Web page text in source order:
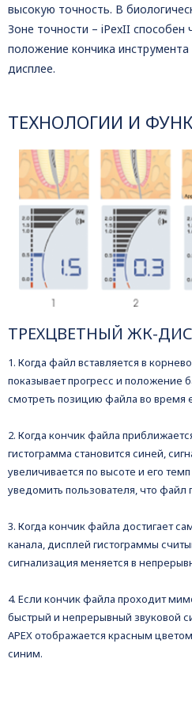
высокую точность. В
Зоне точности – iPexII способен
положение кончика
дисплее.
ТЕХНОЛОГИИ И
ТРЕХЦВЕТНЫЙ ЖК-
1. Когда файл вставляется в
показывает прогресс и положение
смотреть позицию файла во время
2. Когда кончик файла
гистограмма становится синей,
увеличивается по высоте и его
уведомить пользователя, что файл
3. Когда кончик файла достигает
канала, дисплей гистограммы
сигнализация меняется в
4. Если кончик файла проходит
быстрый и непрерывный звуковой
APEX отображается красным
синим.